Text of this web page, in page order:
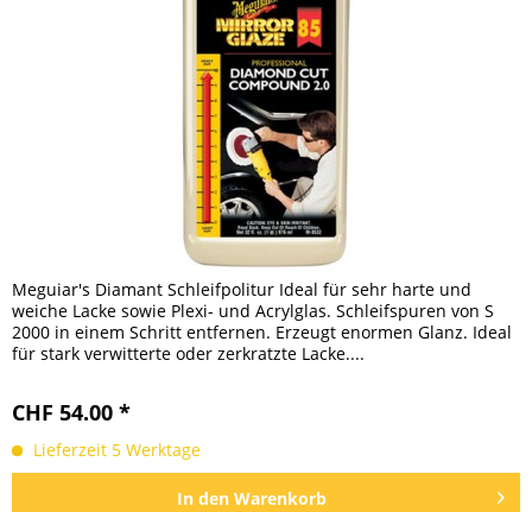
Meguiar's Diamant Schleifpolitur Ideal für sehr harte und
weiche Lacke sowie Plexi- und Acrylglas. Schleifspuren von S
2000 in einem Schritt entfernen. Erzeugt enormen Glanz. Ideal
für stark verwitterte oder zerkratzte Lacke....
CHF 54.00 *
Lieferzeit 5 Werktage
In den Warenkorb